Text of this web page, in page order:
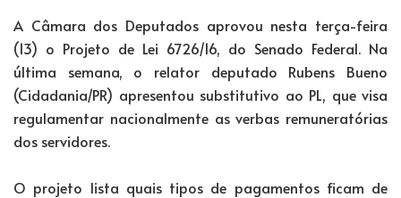
A Câmara dos Deputados aprovou nesta terça-feira
(13) o Projeto de Lei 6726/16, do Senado Federal. Na
última semana, o relator deputado Rubens Bueno
(Cidadania/PR) apresentou substitutivo ao PL, que visa
regulamentar nacionalmente as verbas remuneratórias
dos servidores.
O projeto lista quais tipos de pagamentos ficam de